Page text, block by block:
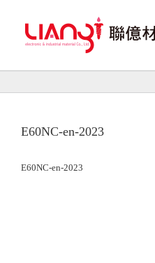
content
E60NC-en-2023
E60NC-en-2023